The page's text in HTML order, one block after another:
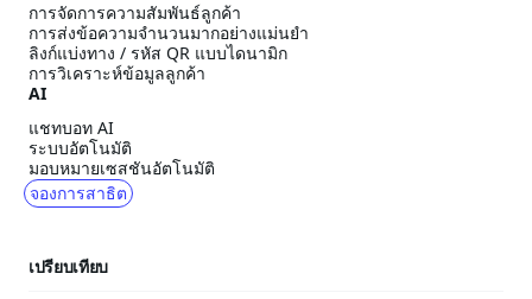
การจัดการความสัมพันธ์ลูกค้า
การส่งข้อความจำนวนมากอย่างแม่นยำ
ลิงก์แบ่งทาง / รหัส QR แบบไดนามิก
การวิเคราะห์ข้อมูลลูกค้า
AI
แชทบอท AI
ระบบอัตโนมัติ
มอบหมายเซสชันอัตโนมัติ
จองการสาธิต
เปรียบเทียบ